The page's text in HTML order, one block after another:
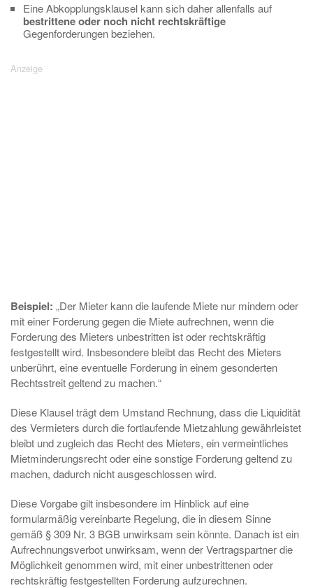
Eine Abkopplungsklausel kann sich daher allenfalls auf
bestrittene oder noch nicht rechtskräftige
Gegenforderungen beziehen.
Beispiel: „Der Mieter kann die laufende Miete nur mindern oder
mit einer Forderung gegen die Miete aufrechnen, wenn die
Forderung des Mieters unbestritten ist oder rechtskräftig
festgestellt wird. Insbesondere bleibt das Recht des Mieters
unberührt, eine eventuelle Forderung in einem gesonderten
Rechtsstreit geltend zu machen.“
Diese Klausel trägt dem Umstand Rechnung, dass die Liquidität
des Vermieters durch die fortlaufende Mietzahlung gewährleistet
bleibt und zugleich das Recht des Mieters, ein vermeintliches
Mietminderungsrecht oder eine sonstige Forderung geltend zu
machen, dadurch nicht ausgeschlossen wird.
Diese Vorgabe gilt insbesondere im Hinblick auf eine
formularmäßig vereinbarte Regelung, die in diesem Sinne
gemäß § 309 Nr. 3 BGB unwirksam sein könnte. Danach ist ein
Aufrechnungsverbot unwirksam, wenn der Vertragspartner die
Möglichkeit genommen wird, mit einer unbestrittenen oder
rechtskräftig festgestellten Forderung aufzurechnen.